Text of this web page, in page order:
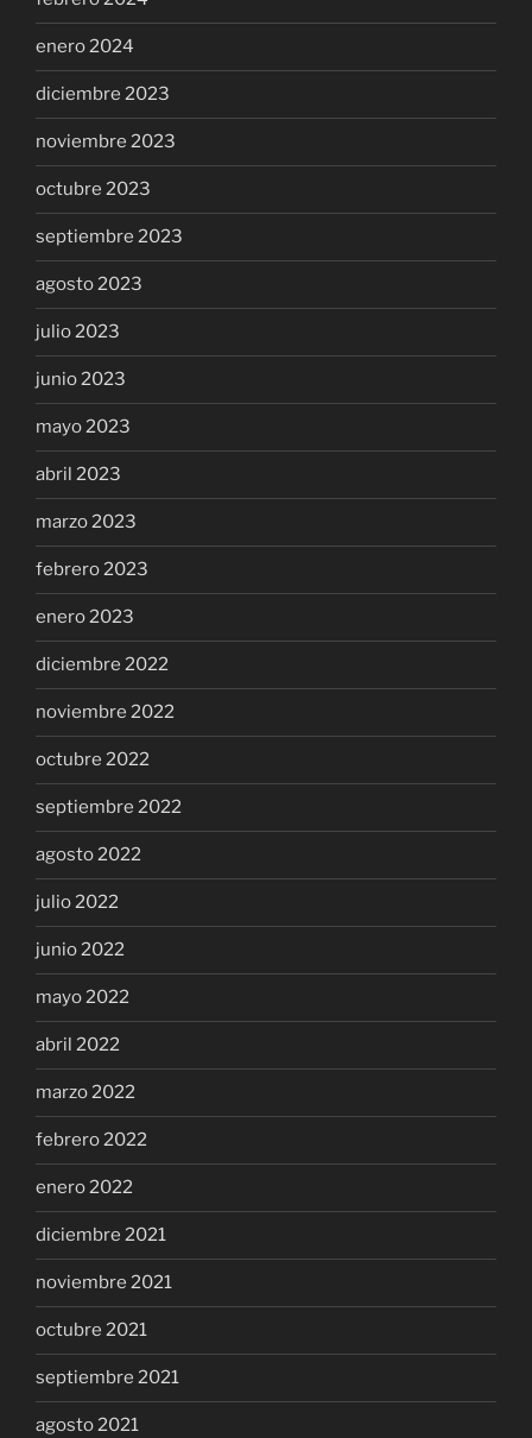
enero 2024
diciembre 2023
noviembre 2023
octubre 2023
septiembre 2023
agosto 2023
julio 2023
junio 2023
mayo 2023
abril 2023
marzo 2023
febrero 2023
enero 2023
diciembre 2022
noviembre 2022
octubre 2022
septiembre 2022
agosto 2022
julio 2022
junio 2022
mayo 2022
abril 2022
marzo 2022
febrero 2022
enero 2022
diciembre 2021
noviembre 2021
octubre 2021
septiembre 2021
agosto 2021